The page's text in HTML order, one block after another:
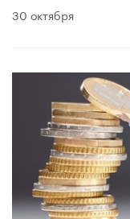
30 октября